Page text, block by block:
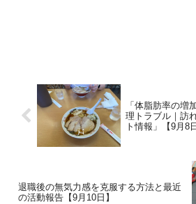
「体脂肪率の増
理トラブル｜訪
ト情報」【9月8日
退職後の無気力感を克服する方法と最近
の活動報告【9月10日】